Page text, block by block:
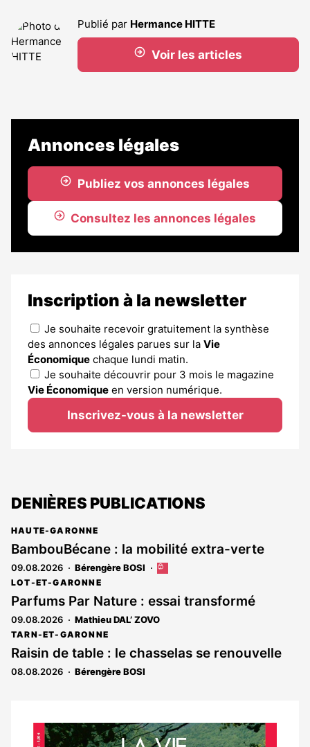
Publié par Hermance HITTE
Voir les articles
Annonces légales
Publiez vos annonces légales
Consultez les annonces légales
Inscription à la newsletter
Je souhaite recevoir gratuitement la synthèse
des annonces légales parues sur la Vie
Économique chaque lundi matin.
Je souhaite découvrir pour 3 mois le magazine
Vie Économique en version numérique.
Inscrivez-vous à la newsletter
DENIÈRES PUBLICATIONS
HAUTE-GARONNE
BambouBécane : la mobilité extra-verte
09.08.2026 Bérengère BOSI
Cet
réservé
aux
LOT-ET-GARONNE
Parfums Par Nature : essai transformé
09.08.2026 Mathieu DAL’ ZOVO
TARN-ET-GARONNE
Raisin de table : le chasselas se renouvelle
08.08.2026 Bérengère BOSI
Notre